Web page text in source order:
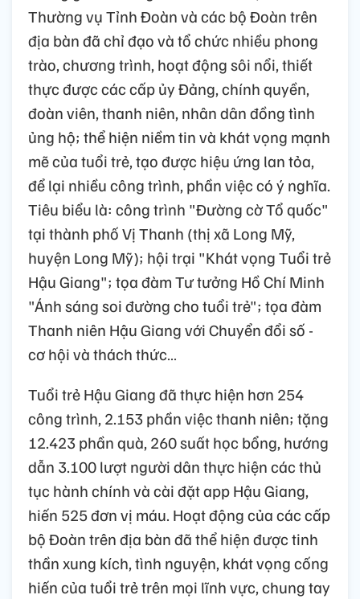
Thường vụ Tỉnh Đoàn và các bộ Đoàn trên
địa bàn đã chỉ đạo và tổ chức nhiều phong
trào, chương trình, hoạt động sôi nổi, thiết
thực được các cấp ủy Đảng, chính quyền,
đoàn viên, thanh niên, nhân dân đồng tình
ủng hộ; thể hiện niềm tin và khát vọng mạnh
mẽ của tuổi trẻ, tạo được hiệu ứng lan tỏa,
để lại nhiều công trình, phần việc có ý nghĩa.
Tiêu biểu là: công trình "Đường cờ Tổ quốc"
tại thành phố Vị Thanh (thị xã Long Mỹ,
huyện Long Mỹ); hội trại "Khát vọng Tuổi trẻ
Hậu Giang"; tọa đàm Tư tưởng Hồ Chí Minh
"Ánh sáng soi đường cho tuổi trẻ"; tọa đàm
Thanh niên Hậu Giang với Chuyển đổi số -
cơ hội và thách thức…
Tuổi trẻ Hậu Giang đã thực hiện hơn 254
công trình, 2.153 phần việc thanh niên; tặng
12.423 phần quà, 260 suất học bổng, hướng
dẫn 3.100 lượt người dân thực hiện các thủ
tục hành chính và cài đặt app Hậu Giang,
hiến 525 đơn vị máu. Hoạt động của các cấp
bộ Đoàn trên địa bàn đã thể hiện được tinh
thần xung kích, tình nguyện, khát vọng cống
hiến của tuổi trẻ trên mọi lĩnh vực, chung tay